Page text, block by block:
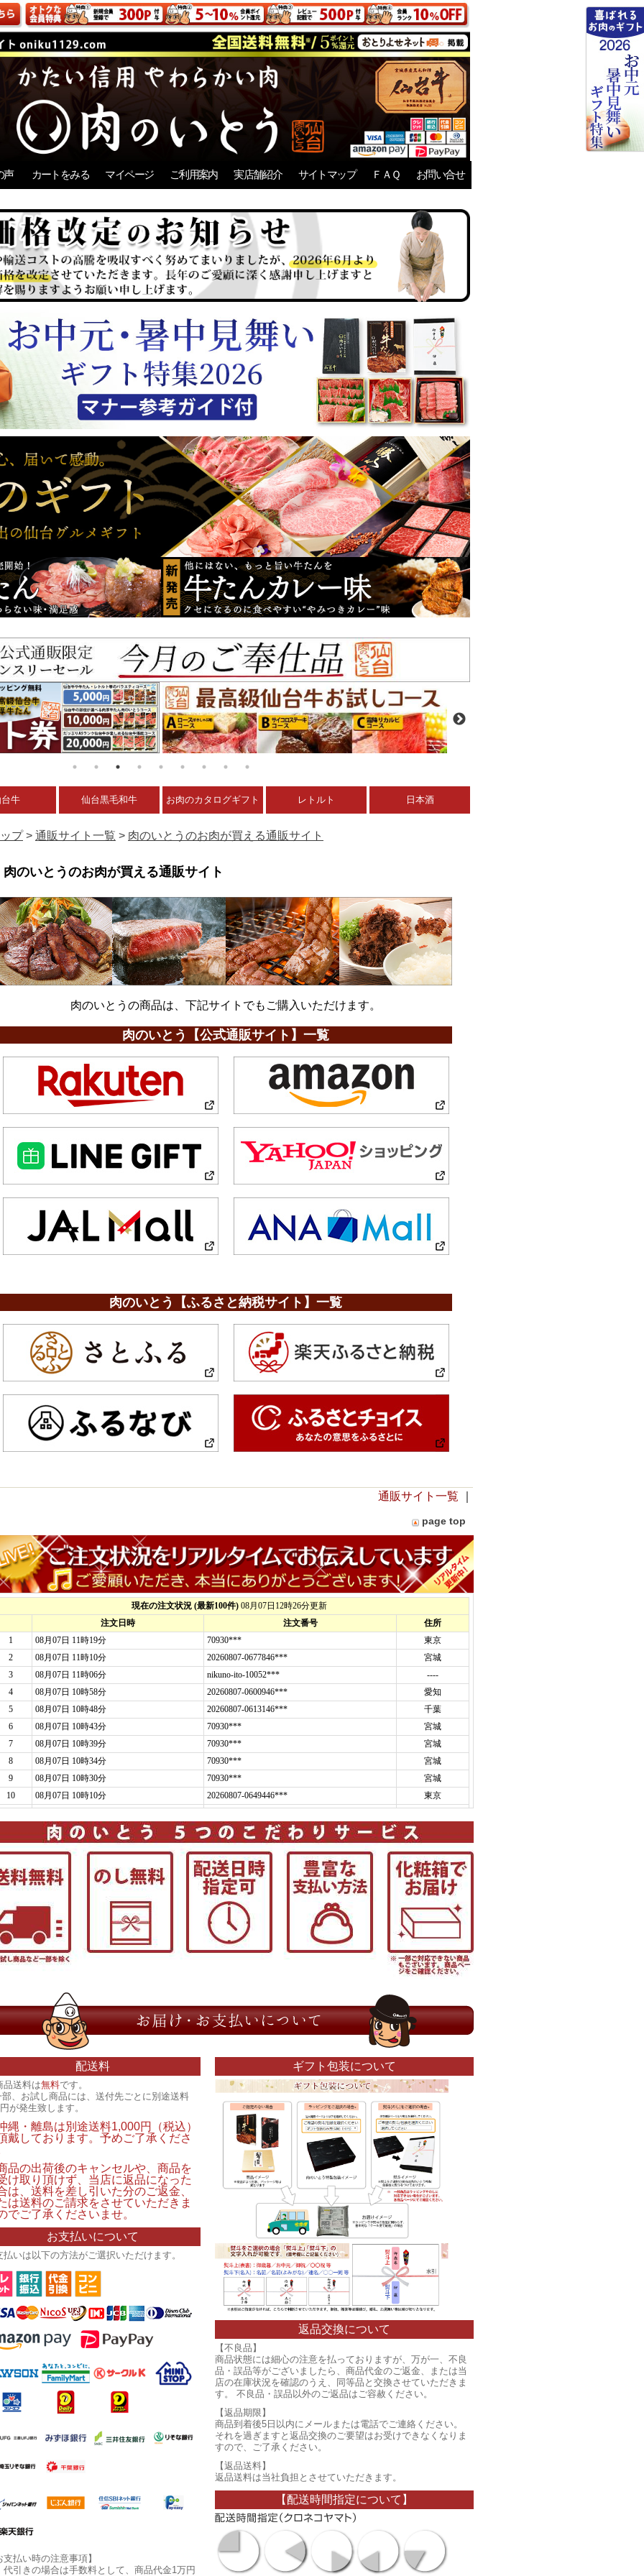
声 カートをみる マイページ ご利用案内 実店舗紹介 サイトマップ ＦＡＱ お問い合せ
牛 仙台黒毛和牛 お肉のカタログギフト レトルト 日本酒
プ> 通販サイト一覧 > 肉のいとうのお肉が買える通販サイト
肉のいとうのお肉が買える通販サイト
肉のいとうの商品は、下記サイトでもご購入いただけます。
肉のいとう【公式通販サイト】一覧
肉のいとう【ふるさと納税サイト】一覧
通販サイト一覧
page top
配送料
品送料は無料です。
、お試し商品には、送付先ごとに別途送料
が発生致します。
縄・離島は別途送料1,000円（税込）
戴しております。予めご了承くださ
品の出荷後のキャンセルや、商品を
け取り頂けず、当店に返品になった
は、送料を差し引いた分のご返金、
は送料のご請求をさせていただきま
でご了承くださいませ。
お支払いについて
払いは以下の方法がご選択いただけます。
支払い時の注意事項】
代引きの場合は手数料として、商品代金1万円
ギフト包装について
返品交換について
【不良品】
商品状態には細心の注意を払っておりますが、万が一、不良
品・誤品等がございましたら、商品代金のご返金、または当
店の在庫状況を確認のうえ、同等品と交換させていただきま
す。 不良品・誤品以外のご返品はご容赦ください。
【返品期限】
商品到着後5日以内にメールまたは電話でご連絡ください。
それを過ぎますと返品交換のご要望はお受けできなくなりま
すので、ご了承ください。
【返品送料】
返品送料は当社負担とさせていただきます。
【配送時間指定について】